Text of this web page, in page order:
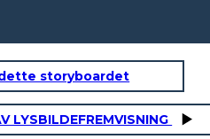
storyboardet
LYSBILDEFREMVISNING